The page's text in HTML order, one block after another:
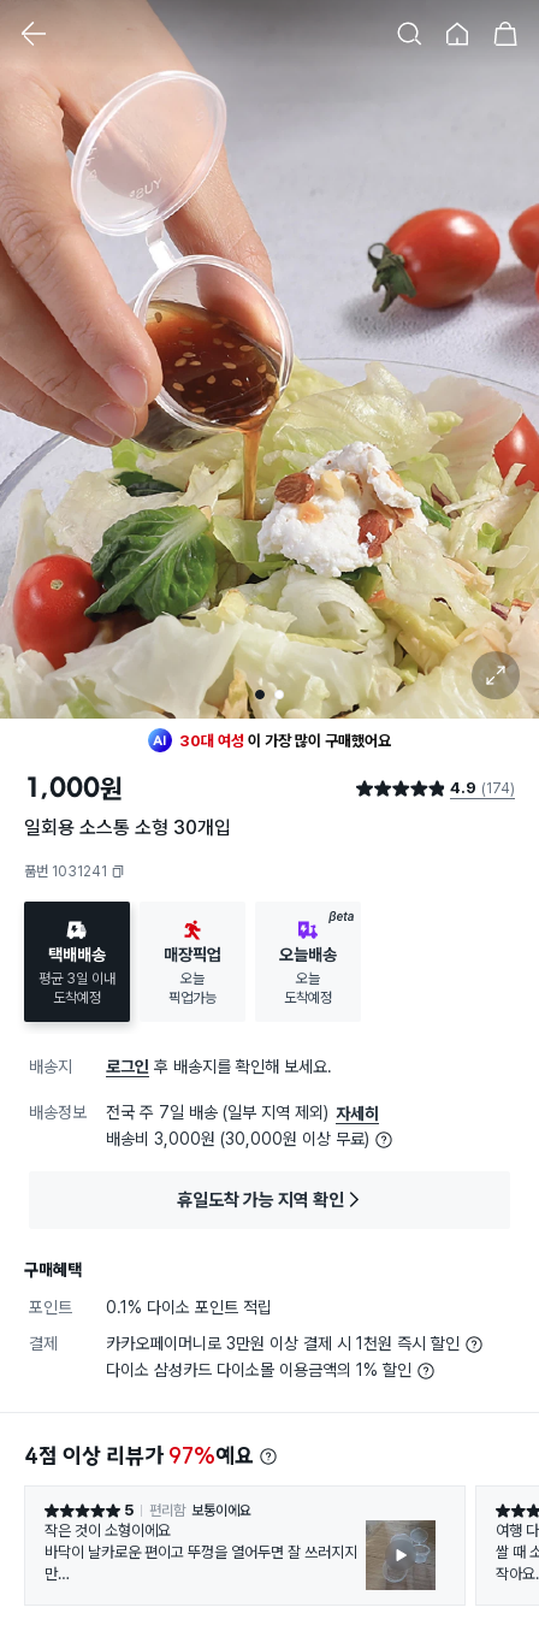
클릭 시 이미지 확대 보기 팝업 열림
1 2
확대 보기
최근 한달140명 이 구매했어요
지금까지10,391개가팔렸어요
30대 여성 이 가장 많이 구매했어요
팔렸어요
1,000원 별점 4.9점 4.9 (174)
일회용 소스통 소형 30개입
품번 1031241
택배배송
평균 3일 이내
도착예정
매장픽업
오늘
픽업가능
BETA
오늘배송
오늘
도착예정
배송지 로그인 후 배송지를 확인해 보세요.
배송정보 전국 주 7일 배송 (일부 지역 제외) 자세히
배송비 3,000원 (30,000원 이상 무료)
휴일도착 가능 지역 확인
구매혜택
포인트
0.1% 다이소 포인트 적립
결제
카카오페이머니로 3만원 이상 결제 시 1천원 즉시 할인
다이소 삼성카드 다이소몰 이용금액의 1% 할인
4점 이상 리뷰가 97%예요
별점 5점 5 편리함 보통이에요
작은 것이 소형이에요
바닥이 날카로운 편이고 뚜껑을 열어두면 잘 쓰러지지
만
별점 5
여행
쌀 때
작아요.